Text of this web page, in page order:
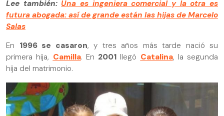
Lee también: Una es ingeniera comercial y la otra es
futura abogada: así de grande están las hijas de Marcelo
Salas
En 1996 se casaron, y tres años más tarde nació su
primera hija, Camilla. En 2001 llegó Catalina, la segunda
hija del matrimonio.